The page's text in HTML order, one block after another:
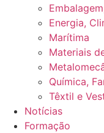
Energia,
Marítima
Materiais
Química,
Têxtil e
Notícias
Formação